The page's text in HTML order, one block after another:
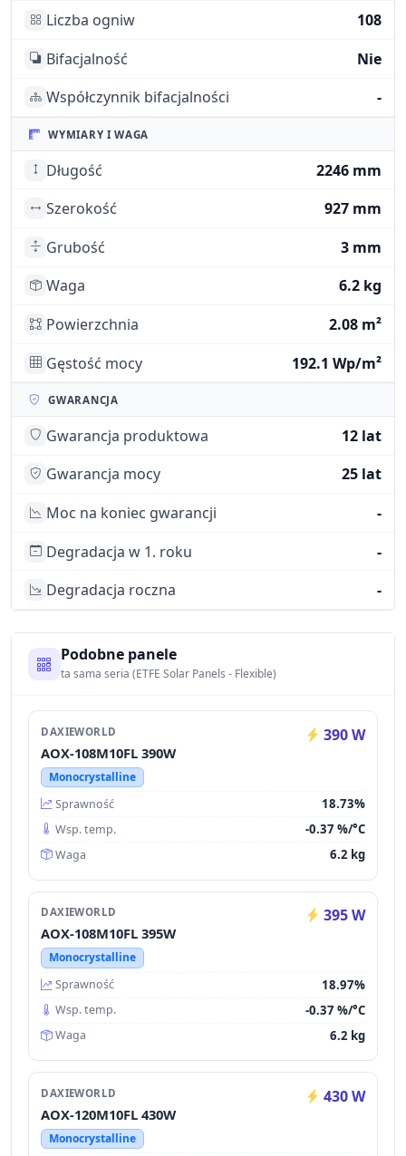
Liczba ogniw
108
Bifacjalność
Nie
Współczynnik bifacjalności
-
WYMIARY I WAGA
Długość
2246 mm
Szerokość
927 mm
Grubość
3 mm
Waga
6.2 kg
Powierzchnia
2.08 m²
Gęstość mocy
192.1 Wp/m²
GWARANCJA
Gwarancja produktowa
12 lat
Gwarancja mocy
25 lat
Moc na koniec gwarancji
-
Degradacja w 1. roku
-
Degradacja roczna
-
Podobne panele
ta sama seria (ETFE Solar Panels - Flexible)
DAXIEWORLD 390 W
AOX-108M10FL 390W
Monocrystalline
Sprawność
18.73%
Wsp. temp. -0.37 %/°C
Waga 6.2 kg
DAXIEWORLD 395 W
AOX-108M10FL 395W
Monocrystalline
Sprawność
18.97%
Wsp. temp. -0.37 %/°C
Waga 6.2 kg
DAXIEWORLD 430 W
AOX-120M10FL 430W
Monocrystalline